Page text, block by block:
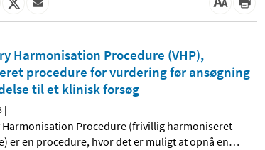
Harmonisation Procedure (VHP),
procedure for vurdering før ansøgning
til et klinisk forsøg
|
Harmonisation Procedure (frivillig harmoniseret
er en procedure, hvor det er muligt at opnå en…